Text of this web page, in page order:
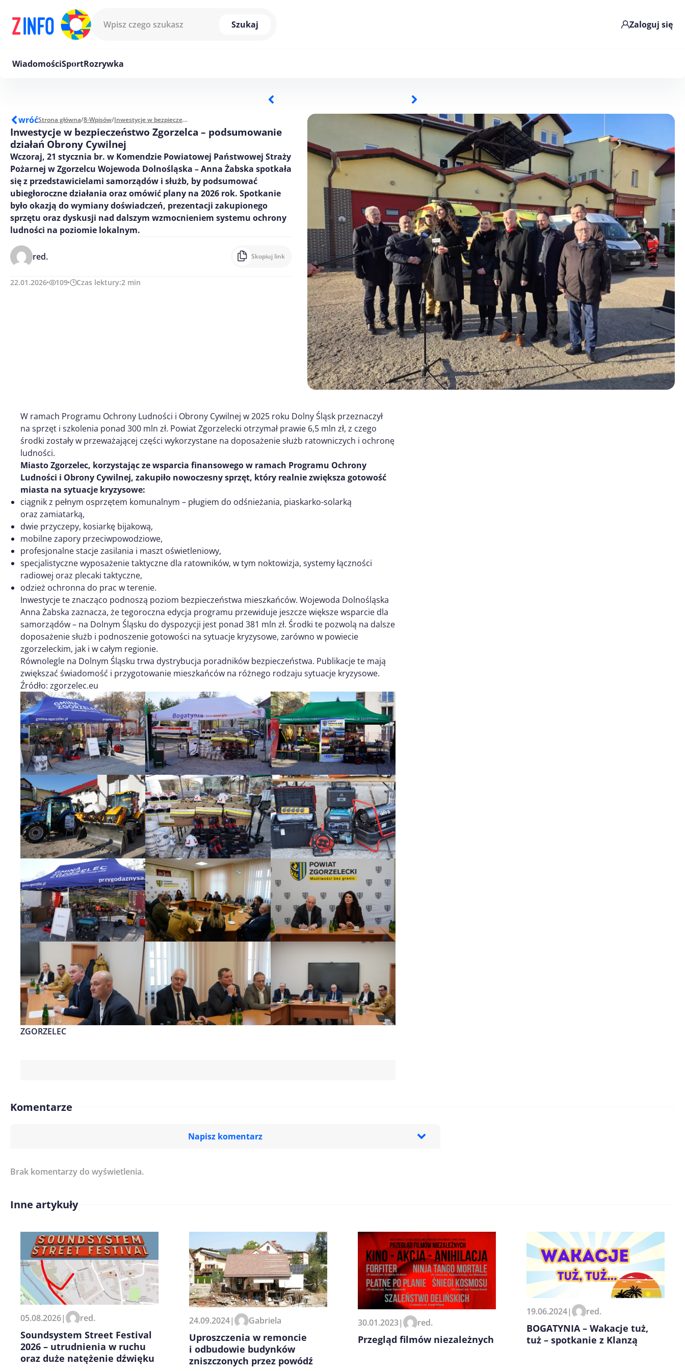
Szukaj
Zaloguj się
WiadomościSportRozrywka
wróćStrona główna/8-Wpisów/ Inwestycje w bezpieczeństwo Zgorzelca – podsumowanie działań Obrony Cywilnej
Inwestycje w bezpieczeństwo Zgorzelca – podsumowanie
działań Obrony Cywilnej
Wczoraj, 21 stycznia br. w Komendzie Powiatowej Państwowej Straży
Pożarnej w Zgorzelcu Wojewoda Dolnośląska – Anna Żabska spotkała
się z przedstawicielami samorządów i służb, by podsumować
ubiegłoroczne działania oraz omówić plany na 2026 rok. Spotkanie
było okazją do wymiany doświadczeń, prezentacji zakupionego
sprzętu oraz dyskusji nad dalszym wzmocnieniem systemu ochrony
ludności na poziomie lokalnym.
red. Skopiuj link
22.01.2026 109 Czas lektury:2 min
W ramach Programu Ochrony Ludności i Obrony Cywilnej w 2025 roku Dolny Śląsk przeznaczył
na sprzęt i szkolenia ponad 300 mln zł. Powiat Zgorzelecki otrzymał prawie 6,5 mln zł, z czego
środki zostały w przeważającej części wykorzystane na doposażenie służb ratowniczych i ochronę
ludności.
Miasto Zgorzelec, korzystając ze wsparcia finansowego w ramach Programu Ochrony
Ludności i Obrony Cywilnej, zakupiło nowoczesny sprzęt, który realnie zwiększa gotowość
miasta na sytuacje kryzysowe:
ciągnik z pełnym osprzętem komunalnym – pługiem do odśnieżania, piaskarko-solarką
oraz zamiatarką,
dwie przyczepy, kosiarkę bijakową,
mobilne zapory przeciwpowodziowe,
profesjonalne stacje zasilania i maszt oświetleniowy,
specjalistyczne wyposażenie taktyczne dla ratowników, w tym noktowizja, systemy łączności
radiowej oraz plecaki taktyczne,
odzież ochronna do prac w terenie.
Inwestycje te znacząco podnoszą poziom bezpieczeństwa mieszkańców. Wojewoda Dolnośląska
Anna Żabska zaznacza, że tegoroczna edycja programu przewiduje jeszcze większe wsparcie dla
samorządów – na Dolnym Śląsku do dyspozycji jest ponad 381 mln zł. Środki te pozwolą na dalsze
doposażenie służb i podnoszenie gotowości na sytuacje kryzysowe, zarówno w powiecie
zgorzeleckim, jak i w całym regionie.
Równolegle na Dolnym Śląsku trwa dystrybucja poradników bezpieczeństwa. Publikacje te mają
zwiększać świadomość i przygotowanie mieszkańców na różnego rodzaju sytuacje kryzysowe.
Źródło: zgorzelec.eu
ZGORZELEC
Komentarze
Napisz komentarz
Imię/ Nick*
Zapamiętaj moje dane w tej przeglądarce podczas pisania
kolejnych komentarzy.
Brak komentarzy do wyświetlenia.
Inne artykuły
05.08.2026| red.
Soundsystem Street Festival
2026 – utrudnienia w ruchu
oraz duże natężenie dźwięku
24.09.2024| Gabriela
Uproszczenia w remoncie
i odbudowie budynków
zniszczonych przez powódź
30.01.2023| red.
Przegląd filmów niezależnych
19.06.2024| red.
BOGATYNIA – Wakacje tuż,
tuż – spotkanie z Klanzą